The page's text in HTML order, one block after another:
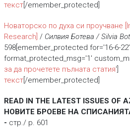
текст[/emember_protected]
Новаторско по духа си проучване
Research] / Силвия Ботева / Silvia
598[emember_protected for='16-6-22'
format_protected_msg='1'
за да прочетете пълната статия']
текст[/emember_protected]
READ IN THE LATEST ISSUES OF
НОВИТЕ БРОЕВЕ НА
- стр./ p. 601